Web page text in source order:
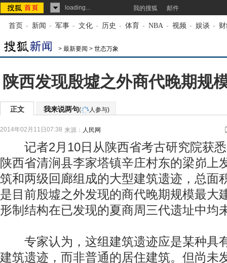
loading... 我的搜狐 邮件
首页 - 新闻 - 军事 - 文化 - 历史 - 体育 - NBA - 视频 - 娱谈 -
> 最新要闻 > 世态万象
陕西发现殷墟之外商代晚期规
正文 我来说两句( 人参与)
2014年02月11日07:38 来源： 人民网
记者2月10日从陕西省考古研究院获悉
陕西省清涧县李家塔镇辛庄村东的梁峁上
筑和两级回廊组成的大型建筑遗迹，总面
是目前殷墟之外发现的商代晚期规模最大
形制结构在已发现的夏商周三代遗址中均
专家认为，这组建筑遗迹应是某种具
建筑遗迹，而非普通的居住建筑。但尚未